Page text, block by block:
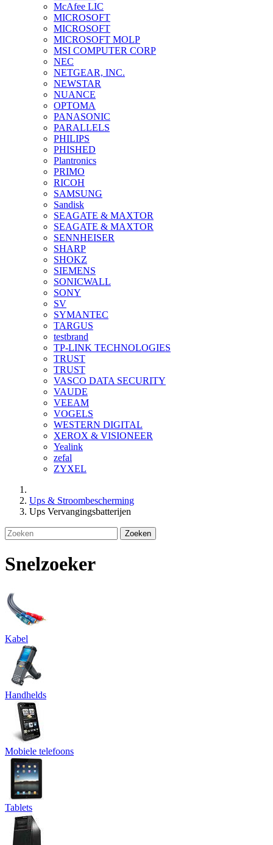
McAfee LIC
MICROSOFT
MICROSOFT
MICROSOFT MOLP
MSI COMPUTER CORP
NEC
NETGEAR, INC.
NEWSTAR
NUANCE
OPTOMA
PANASONIC
PARALLELS
PHILIPS
PHISHED
Plantronics
PRIMO
RICOH
SAMSUNG
Sandisk
SEAGATE & MAXTOR
SEAGATE & MAXTOR
SENNHEISER
SHARP
SHOKZ
SIEMENS
SONICWALL
SONY
SV
SYMANTEC
TARGUS
testbrand
TP-LINK TECHNOLOGIES
TRUST
TRUST
VASCO DATA SECURITY
VAUDE
VEEAM
VOGELS
WESTERN DIGITAL
XEROX & VISIONEER
Yealink
zefal
ZYXEL
Ups & Stroombescherming
Ups Vervangingsbatterijen
Zoeken
Snelzoeker
Kabel
Handhelds
Mobiele telefoons
Tablets